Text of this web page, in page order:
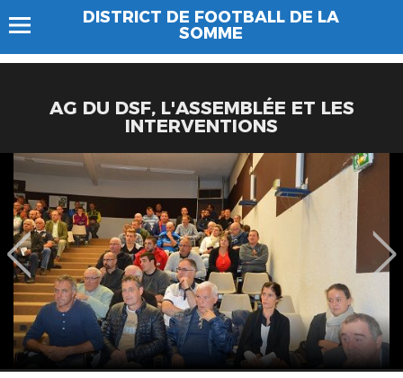
DISTRICT DE FOOTBALL DE LA
SOMME
AG DU DSF, L'ASSEMBLÉE ET LES
INTERVENTIONS